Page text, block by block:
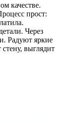
качестве.
прост:
Через
Радуют яркие
стену, выглядит